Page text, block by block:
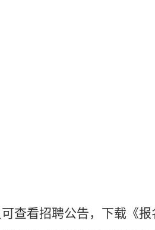
查看招聘公告，下载《